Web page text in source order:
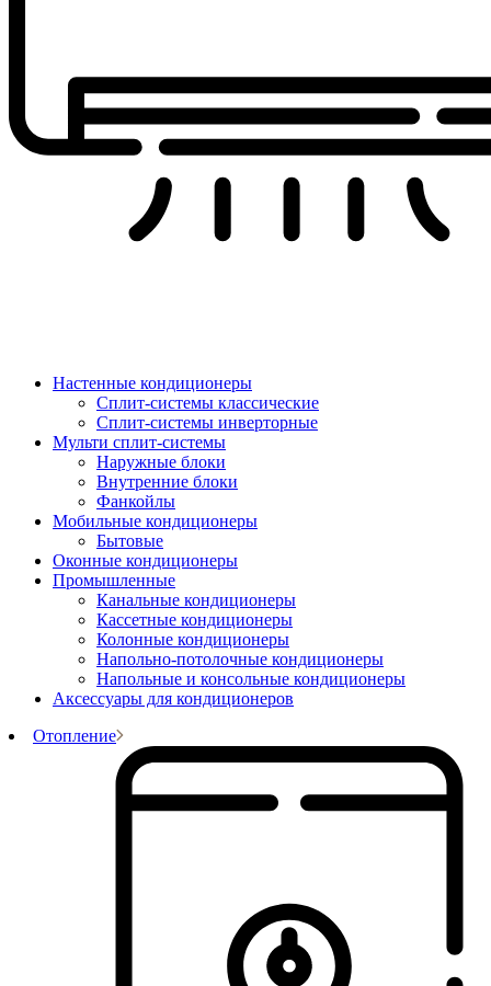
Настенные кондиционеры
Сплит-системы классические
Сплит-системы инверторные
Мульти сплит-системы
Наружные блоки
Внутренние блоки
Фанкойлы
Мобильные кондиционеры
Бытовые
Оконные кондиционеры
Промышленные
Канальные кондиционеры
Кассетные кондиционеры
Колонные кондиционеры
Напольно-потолочные кондиционеры
Напольные и консольные кондиционеры
Аксессуары для кондиционеров
Отопление